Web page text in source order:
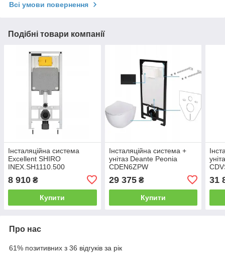
Всі умови повернення
Подібні товари компанії
Інсталяційна система
Excellent SHIRO
INEX.SH1110.500
8 910 ₴
Купити
Інсталяційна система +
унітаз Deante Peonia
CDEN6ZPW
29 375₴
Купити
31
Про нас
61% позитивних з 36 відгуків за рік